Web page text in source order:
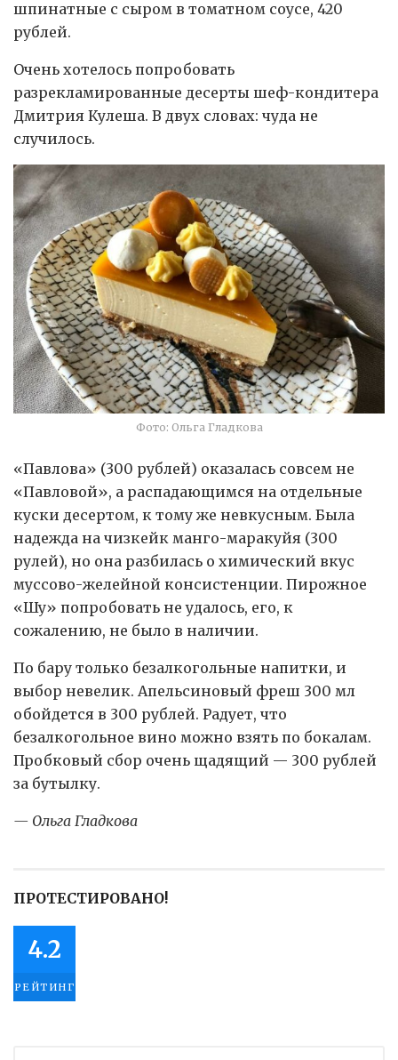
шпинатные с сыром в томатном соусе, 420
рублей.
Очень хотелось попробовать
разрекламированные десерты шеф-кондитера
Дмитрия Кулеша. В двух словах: чуда не
случилось.
Фото: Ольга Гладкова
«Павлова» (300 рублей) оказалась совсем не
«Павловой», а распадающимся на отдельные
куски десертом, к тому же невкусным. Была
надежда на чизкейк манго-маракуйя (300
рулей), но она разбилась о химический вкус
муссово-желейной консистенции. Пирожное
«Шу» попробовать не удалось, его, к
сожалению, не было в наличии.
По бару только безалкогольные напитки, и
выбор невелик. Апельсиновый фреш 300 мл
обойдется в 300 рублей. Радует, что
безалкогольное вино можно взять по бокалам.
Пробковый сбор очень щадящий — 300 рублей
за бутылку.
— Ольга Гладкова
ПРОТЕСТИРОВАНО!
4.2
РЕЙТИНГ